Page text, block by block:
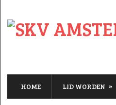
HOME LID WORDEN »